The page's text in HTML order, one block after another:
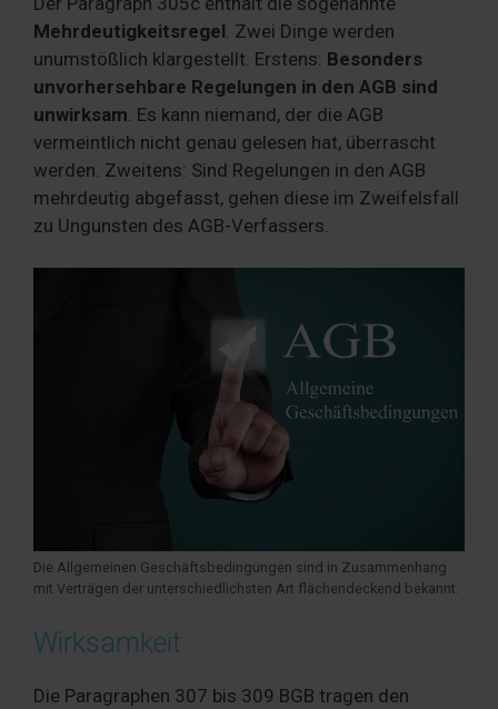
Mehrdeutigkeitsregel . Zwei Dinge werden
unumstößlich klargestellt. Erstens: Besonders
unvorhersehbare Regelungen in den AGB sind
unwirksam . Es kann niemand, der die AGB
vermeintlich nicht genau gelesen hat, überrascht
werden. Zweitens: Sind Regelungen in den AGB
mehrdeutig abgefasst, gehen diese im Zweifelsfall
zu Ungunsten des AGB-Verfassers.
Die Allgemeinen Geschäftsbedingungen sind in Zusammenhang
mit Verträgen der unterschiedlichsten Art flächendeckend bekannt.
Wirksamkeit
Die Paragraphen 307 bis 309 BGB tragen den